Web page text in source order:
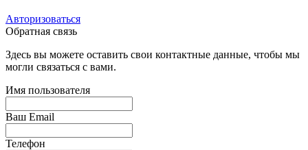
Авторизоваться
Обратная связь
Здесь вы можете оставить свои контактные данные, чтобы мы
могли связаться с вами.
Имя пользователя
Ваш Email
Телефон